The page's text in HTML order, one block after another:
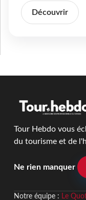
Découvrir
Tour Hebdo vous
du tourisme et de
Ne rien manquer
Notre équipe : Le